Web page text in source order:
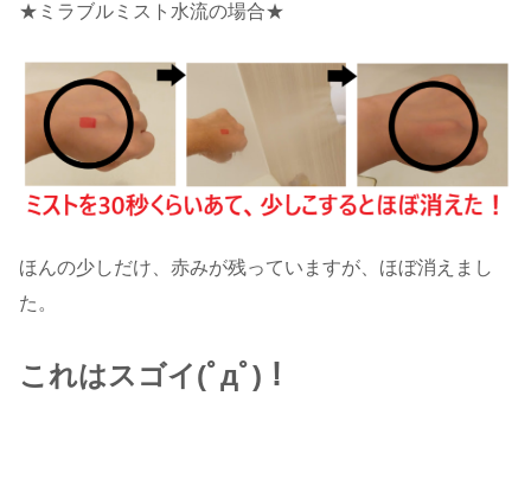
★ミラブルミスト水流の場合★
ほんの少しだけ、赤みが残っていますが、ほぼ消えまし
た。
これはスゴイ(ﾟдﾟ)！